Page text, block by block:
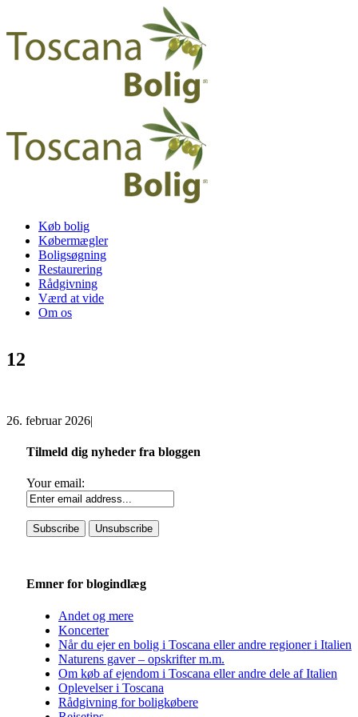
Køb bolig
Købermægler
Boligsøgning
Restaurering
Rådgivning
Værd at vide
Om os
12
26. februar 2026|
Tilmeld dig nyheder fra bloggen
Your email:
Emner for blogindlæg
Andet og mere
Koncerter
Når du ejer en bolig i Toscana eller andre regioner i Italien
Naturens gaver – opskrifter m.m.
Om køb af ejendom i Toscana eller andre dele af Italien
Oplevelser i Toscana
Rådgivning for boligkøbere